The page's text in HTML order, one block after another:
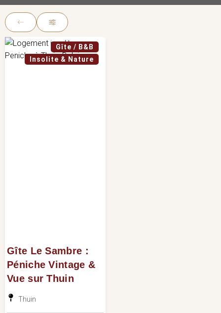
Gîte / B&B
Insolite & Nature
Gîte Le Sambre :
Péniche Vintage &
Vue sur Thuin
Thuin